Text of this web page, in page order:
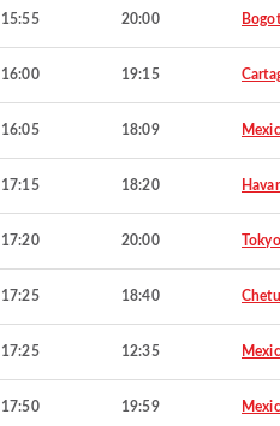
15:55 20:00
16:00 19:15
16:05 18:09
17:15 18:20
17:20 20:00 Tokyo
17:25 18:40
17:25 12:35
17:50 19:59